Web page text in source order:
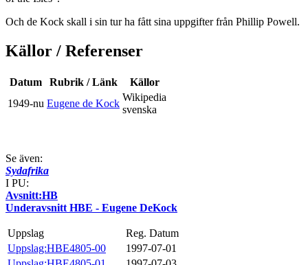
Och de Kock skall i sin tur ha fått sina uppgifter från Phillip Powell.
Källor / Referenser
Datum Rubrik / Länk
Källor
1949-nu Eugene de Kock
Wikipedia
svenska
Se även:
Sydafrika
I PU:
Avsnitt:HB
Underavsnitt HBE - Eugene DeKock
Uppslag
Reg. Datum
Uppslag:HBE4805-00
1997-07-01